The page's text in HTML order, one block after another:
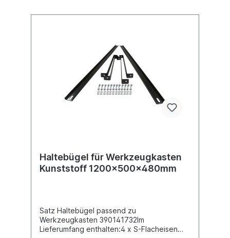
Haltebügel für Werkzeugkasten
Kunststoff 1200x500x480mm
Satz Haltebügel passend zu
Werkzeugkasten 390141732Im
Lieferumfang enthalten:4 x S-Flacheisen